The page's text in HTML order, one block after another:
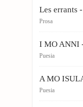
Les errants
Prosa
I MO ANNI
Puesia
A MO
Puesia